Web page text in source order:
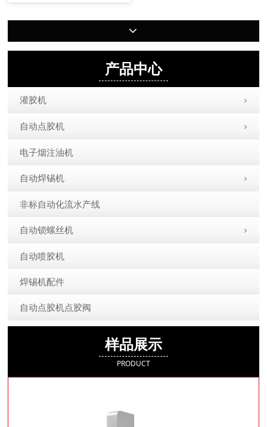
产品中心
灌胶机
自动点胶机
电子烟注油机
自动焊锡机
非标自动化流水产线
自动锁螺丝机
自动喷胶机
焊锡机配件
自动点胶机点胶阀
样品展示
PRODUCT